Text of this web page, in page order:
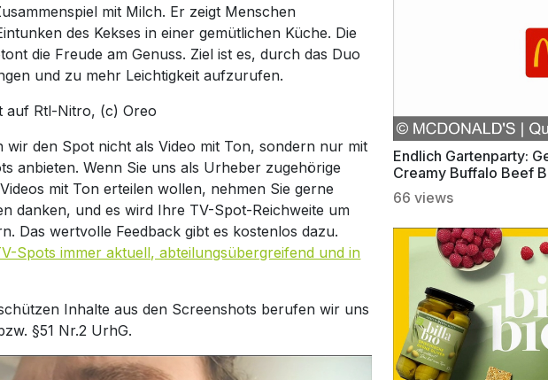
mit Milch. Er zeigt Menschen
des Kekses in einer gemütlichen Küche. Die
die Freude am Genuss. Ziel ist es, durch das Duo
und zu mehr Leichtigkeit aufzurufen.
auf Rtl-Nitro, (c) Oreo
den Spot nicht als Video mit Ton, sondern nur mit
anbieten. Wenn Sie uns als Urheber zugehörige
mit Ton erteilen wollen, nehmen Sie gerne
danken, und es wird Ihre TV-Spot-Reichweite um
Das wertvolle Feedback gibt es kostenlos dazu.
Spots immer aktuell, abteilungsübergreifend und in
Inhalte aus den Screenshots berufen wir uns
§51 Nr.2 UrhG.
Endlich Gartenparty:
Creamy Buffalo Beef
66 views